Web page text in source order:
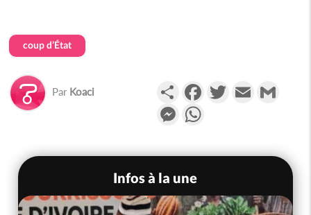
coup d’État
Par Koaci PartagerFacebookTwitterEmail
Messenger
Infos à la une